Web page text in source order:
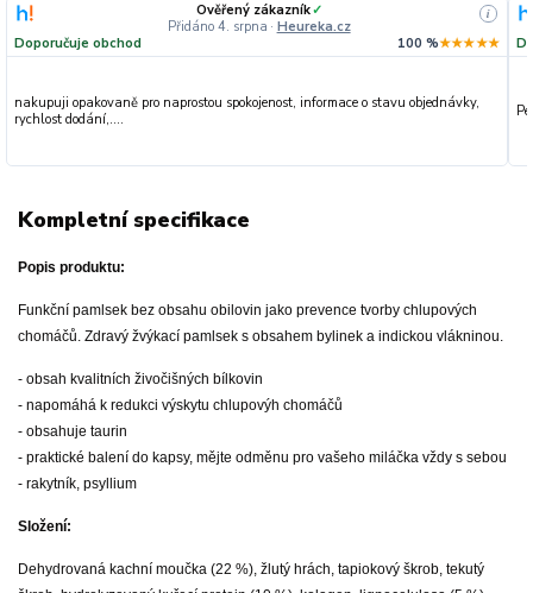
Ověřený zákazník✓
Přidáno 4. srpna · Heureka.cz
i
Doporučuje obchod 100 %★★★★★
nakupuji opakovaně pro naprostou spokojenost, informace o stavu objednávky,
rychlost dodání,....
Kompletní specifikace
Popis produktu:
Funkční pamlsek bez obsahu obilovin jako prevence tvorby chlupových
chomáčů. Zdravý žvýkací pamlsek s obsahem bylinek a indickou vlákninou.
- obsah kvalitních živočišných bílkovin
- napomáhá k redukci výskytu chlupovýh chomáčů
- obsahuje taurin
- praktické balení do kapsy, mějte odměnu pro vašeho miláčka vždy s sebou
- rakytník, psyllium
Složení:
Dehydrovaná kachní moučka (22 %), žlutý hrách, tapiokový škrob, tekutý